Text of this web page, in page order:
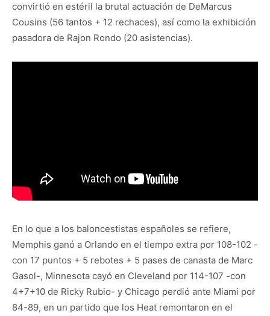
convirtió en estéril la brutal actuación de DeMarcus
Cousins (56 tantos + 12 rechaces), así como la exhibición
pasadora de Rajon Rondo (20 asistencias).
En lo que a los baloncestistas españoles se refiere,
Memphis ganó a Orlando en el tiempo extra por 108-102 -
con 17 puntos + 5 rebotes + 5 pases de canasta de Marc
Gasol-, Minnesota cayó en Cleveland por 114-107 -con
4+7+10 de Ricky Rubio- y Chicago perdió ante Miami por
84-89, en un partido que los Heat remontaron en el